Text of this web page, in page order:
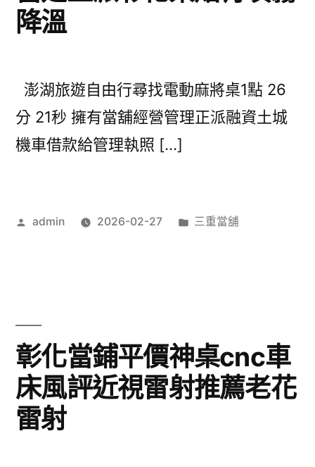
降溫
澎湖旅遊自由行尋找電動麻將桌1點 26
分 21秒 擁有當舖經營管理正派融資土城
機車借款給管理執照 […]
作
admin 2026-02-27
分
三重當舖
彰化當鋪平價神桌cnc車
床風評近視雷射推薦老花
雷射